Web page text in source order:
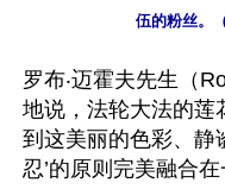
伍的粉丝。
罗布‧迈霍夫先生（
地说，法轮大法的莲
到这美丽的色彩、静
忍’的原则完美融合